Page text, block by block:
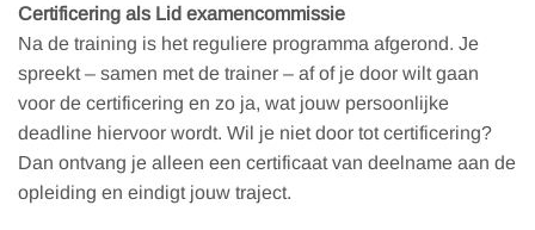
Certificering als Lid examencommissie
Na de training is het reguliere programma afgerond. Je
spreekt – samen met de trainer – af of je door wilt gaan
voor de certificering en zo ja, wat jouw persoonlijke
deadline hiervoor wordt. Wil je niet door tot certificering?
Dan ontvang je alleen een certificaat van deelname aan de
opleiding en eindigt jouw traject.